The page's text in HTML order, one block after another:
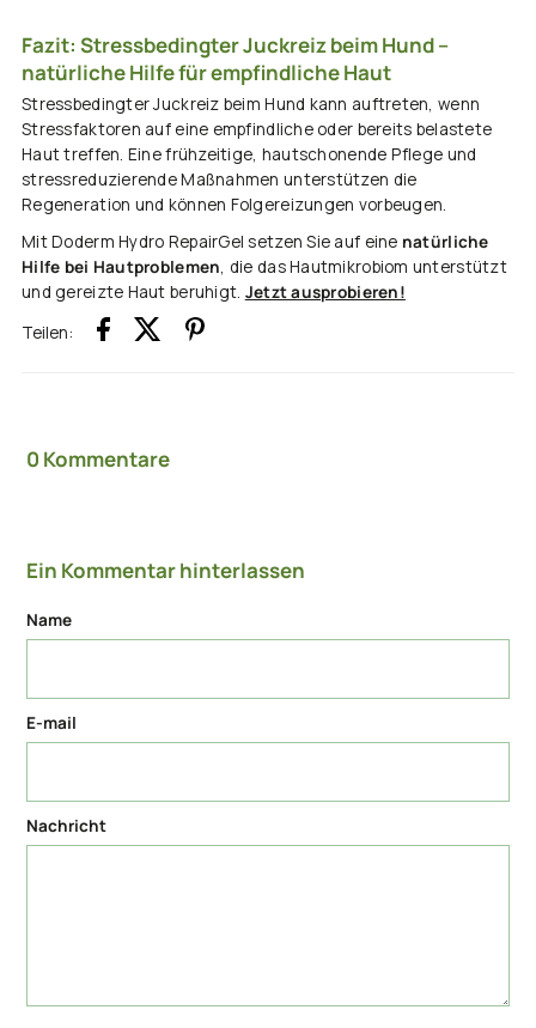
Fazit: Stressbedingter Juckreiz beim Hund –
natürliche Hilfe für empfindliche Haut
Stressbedingter Juckreiz beim Hund kann auftreten, wenn
Stressfaktoren auf eine empfindliche oder bereits belastete
Haut treffen. Eine frühzeitige, hautschonende Pflege und
stressreduzierende Maßnahmen unterstützen die
Regeneration und können Folgereizungen vorbeugen.
Mit Doderm Hydro RepairGel setzen Sie auf eine natürliche
Hilfe bei Hautproblemen, die das Hautmikrobiom unterstützt
und gereizte Haut beruhigt. Jetzt ausprobieren!
Teilen:
0 Kommentare
Ein Kommentar hinterlassen
Name
E-mail
Nachricht